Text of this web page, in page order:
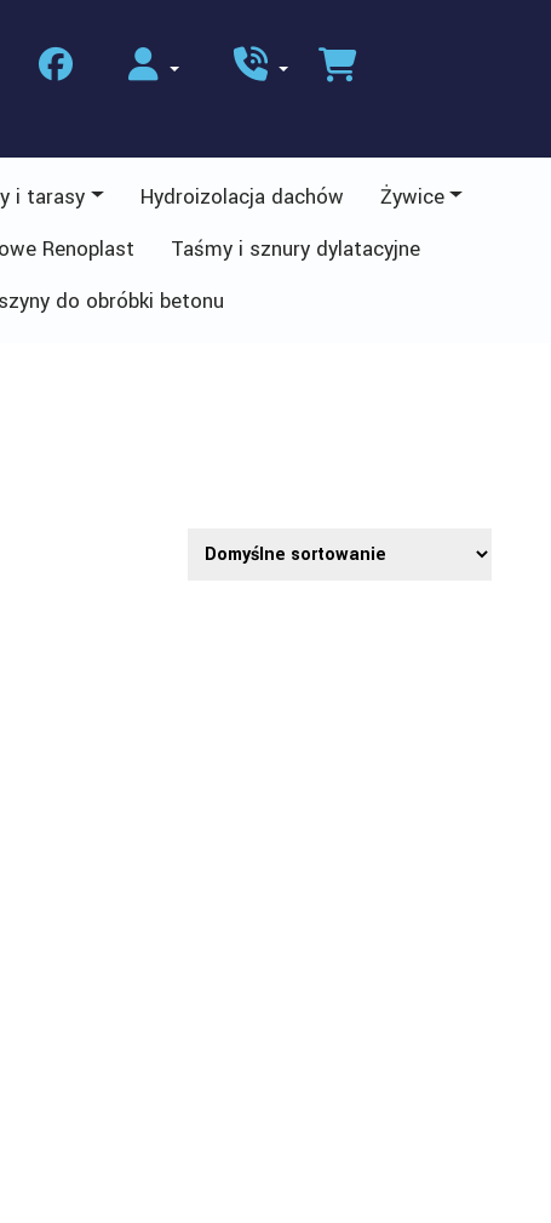
i tarasy Hydroizolacja dachów
Żywice
Renoplast
Taśmy i sznury dylatacyjne
do obróbki betonu